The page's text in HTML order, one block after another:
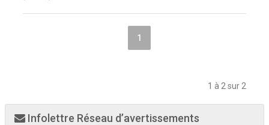
1
1 à 2 sur 2
Infolettre Réseau d’avertissements